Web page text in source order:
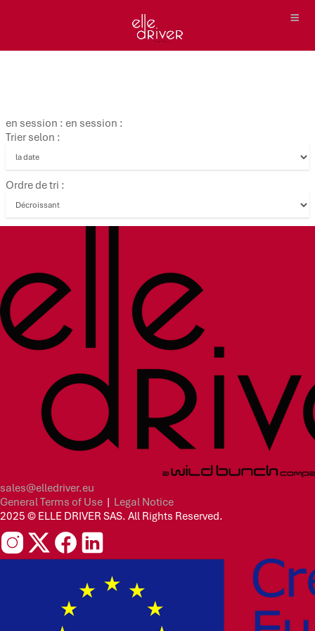
en session : en session :
Trier selon :
Ordre de tri :
sales@elledriver.eu
General Terms of Use | Legal Notice
2025 © ELLE DRIVER SAS. All Rights Reserved.